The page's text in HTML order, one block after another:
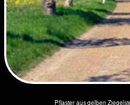
gegurkt..." singt Rainald Grebe. Zu recht!
Wende immer noch gegen einen Baum!
Republik nirgends so viele Verkehrstote
Nie hatten unsere neuen Mitbürger so
Hintern! Nie gab es auf Straßen so viele
kommen welche besoffen aus der Disco,
Alleebaum, und man soll ihnen da noch
Der ADAC forderte wirklich kurz nach der
Alleebäume in Brandenburg! Grund für
immer auszutreten.
Echt, das haben die Idioten damals
Autofahrerlobby mit Zugriff auf die Hälfte
Deutschen Bundestag! Gut, dass die eins
Was machen die, wenn das ganze Land